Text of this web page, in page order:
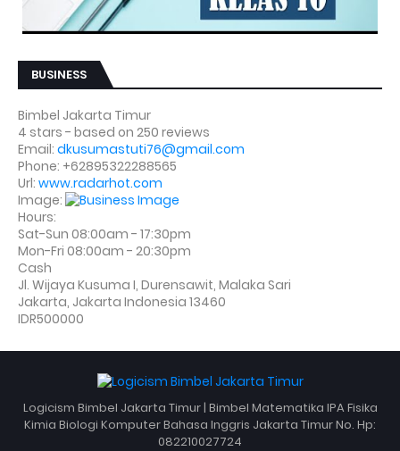
BUSINESS
Bimbel Jakarta Timur
4 stars - based on 250 reviews
Email: dkusumastuti76@gmail.com
Phone: +62895322288565
Url: www.radarhot.com
Image:
Hours:
Sat-Sun 08:00am - 17:30pm
Mon-Fri 08:00am - 20:30pm
Cash
Jl. Wijaya Kusuma I, Durensawit, Malaka Sari
Jakarta, Jakarta Indonesia 13460
IDR500000
Logicism Bimbel Jakarta Timur | Bimbel Matematika IPA Fisika
Kimia Biologi Komputer Bahasa Inggris Jakarta Timur No. Hp:
082210027724